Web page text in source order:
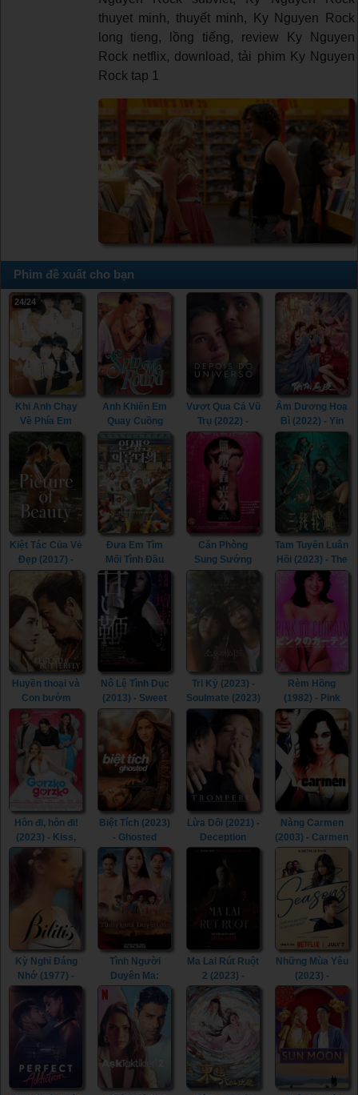
thuyet minh, thuyết minh, Ky Nguyen Rock
long tieng, lồng tiếng, review Ky Nguyen
Rock netflix, download, tải phim Ky Nguyen
Rock tap 1
Phim đề xuất cho bạn
24/24
Khi Anh Chạy
Về Phía Em
Fly Towards You
(2023)
Anh Khiến Em
Quay Cuồng
(2022) - Spin Me
Round (2022)
Vượt Qua Cả Vũ
Trụ (2022) -
Beyond the
Universe (2022)
Âm Dương Hoạ
Bì (2022) - Yin
Yang Painted
Skin (2022)
Kiệt Tác Của Vẻ
Đẹp (2017) -
Picture of
Beauty (2017)
Đưa Em Tìm
Mối Tình Đầu
(2022) - Life Is
Beautiful (2022)
Căn Phòng
Sung Sướng
Tam Tuyến Luân
Hồi (2023) - The
River (2023)
Huyền thoại và
Con bướm
(2023) - The
Legend &
Butterfly (2023)
Nô Lệ Tình Dục
(2013) - Sweet
Whip (2013)
Tri Kỷ (2023) -
Soulmate (2023)
Rèm Hồng
(1982) - Pink
Curtain (1982)
Hôn đi, hôn đi!
(2023) - Kiss,
Kiss! (2023)
Biệt Tích (2023)
- Ghosted
(2023)
Lừa Dối (2021) -
Deception
Nàng Carmen
(2003) - Carmen
(2003)
Kỳ Nghỉ Đáng
Nhớ (1977) -
Tình Người
Duyên Ma:
Ngoại Truyện
(2023) - Tid Noi:
More Than True
Love (2023)
Ma Lai Rút Ruột
2 (2023) -
Inhuman Kiss 2
(2023)
Những Mùa Yêu
(2023) -
Seasons (2023)